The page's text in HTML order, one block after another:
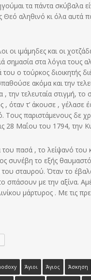
τα πάντα σκύβαλα
Θεό αληθινό κι όλα αυτά
οι ιμάμηδες και οι
σημασία στα λόγια τους
ο τούρκος διοικητής
ακόμα και την
τελευταία στιγμή, το
, όταν τ’ άκουσε , γέλασε
παριστάμενους δε
28 Μαΐου του 1794, την
του πασά , το λείψανό
το εξής
σταυρού. Όταν το
σπάσουν με την αξίνα.
μάρτυρος . Με τις
Άγιοι Άγιος Άσκηση